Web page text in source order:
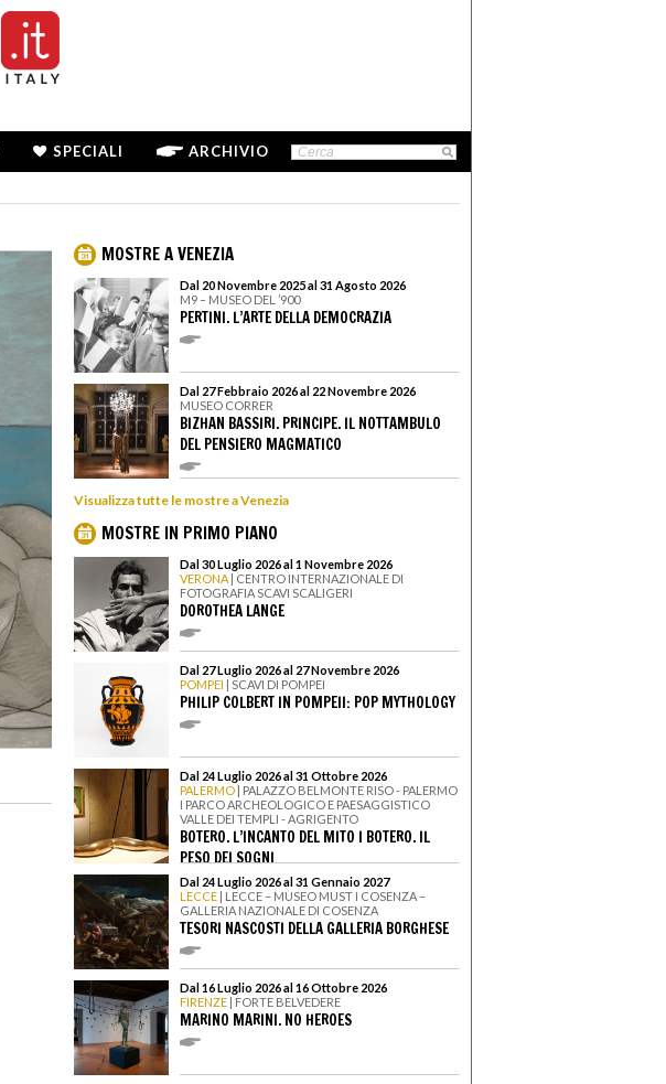
SPECIALI ARCHIVIO
MOSTRE A VENEZIA
Dal 20 Novembre 2025 al 31 Agosto 2026
M9 – MUSEO DEL ’900
PERTINI. L’ARTE DELLA DEMOCRAZIA
Dal 27 Febbraio 2026 al 22 Novembre 2026
MUSEO CORRER
BIZHAN BASSIRI. PRINCIPE. IL NOTTAMBULO
DEL PENSIERO MAGMATICO
Visualizza tutte le mostre a Venezia
MOSTRE IN PRIMO PIANO
Dal 30 Luglio 2026 al 1 Novembre 2026
VERONA | CENTRO INTERNAZIONALE DI
FOTOGRAFIA SCAVI SCALIGERI
DOROTHEA LANGE
Dal 27 Luglio 2026 al 27 Novembre 2026
POMPEI | SCAVI DI POMPEI
PHILIP COLBERT IN POMPEII: POP MYTHOLOGY
Dal 24 Luglio 2026 al 31 Ottobre 2026
PALERMO | PALAZZO BELMONTE RISO - PALERMO
I PARCO ARCHEOLOGICO E PAESAGGISTICO
VALLE DEI TEMPLI - AGRIGENTO
BOTERO. L’INCANTO DEL MITO I BOTERO. IL
PESO DEI SOGNI
Dal 24 Luglio 2026 al 31 Gennaio 2027
LECCE | LECCE – MUSEO MUST I COSENZA –
GALLERIA NAZIONALE DI COSENZA
TESORI NASCOSTI DELLA GALLERIA BORGHESE
Dal 16 Luglio 2026 al 16 Ottobre 2026
FIRENZE | FORTE BELVEDERE
MARINO MARINI. NO HEROES